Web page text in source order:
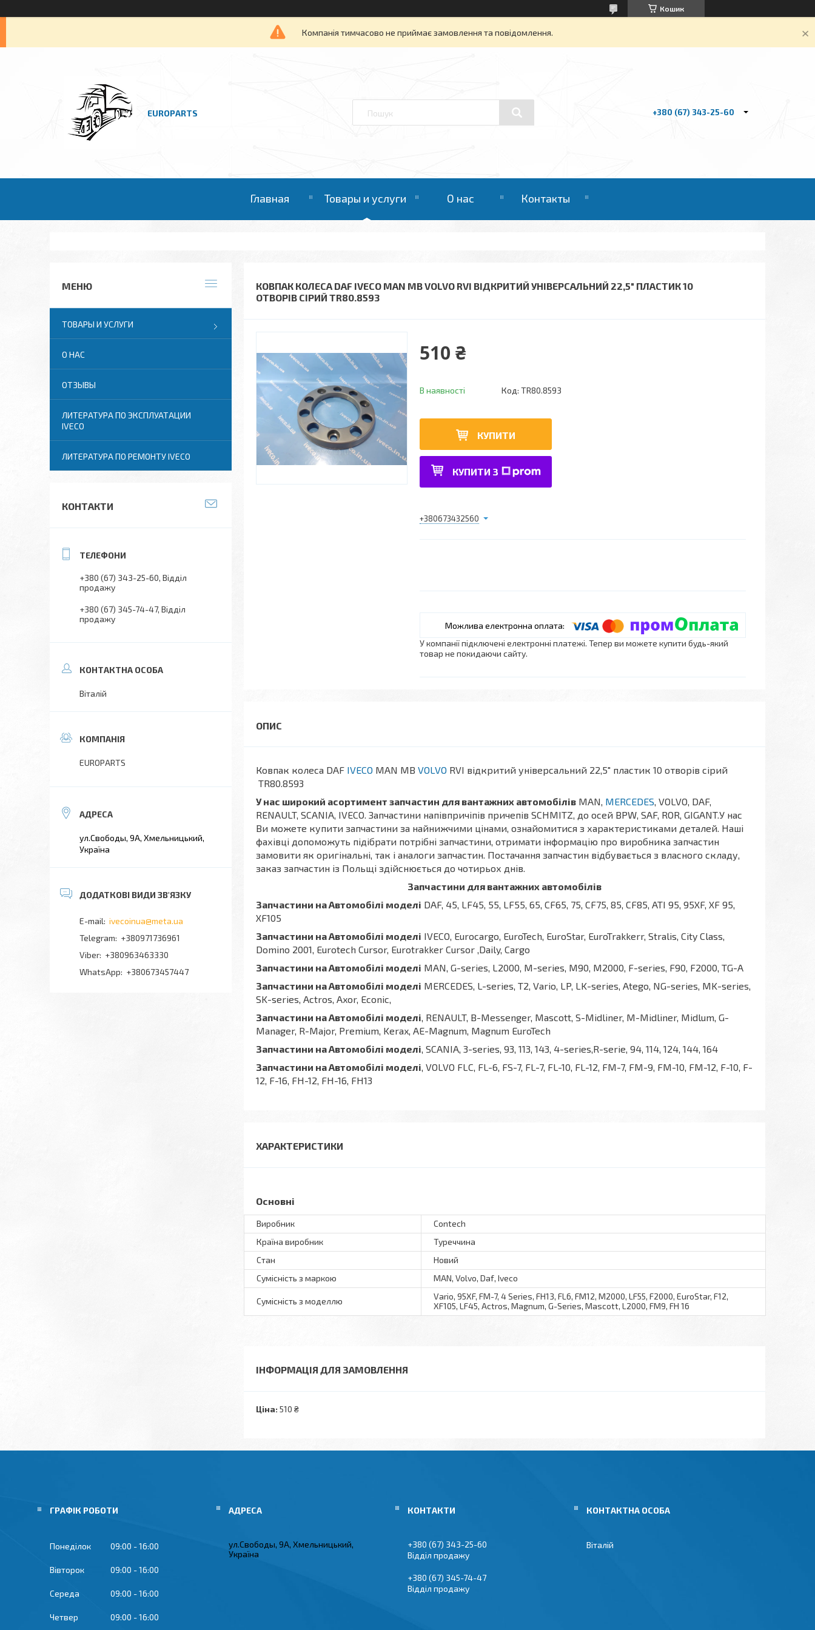
Кошик
Компанія тимчасово не приймає замовлення та повідомлення.
EUROPARTS +380 (67) 343-25-60
Главная Товары и услуги О нас Контакты
КОВПАК КОЛЕСА DAF IVECO MAN MB VOLVO RVI ВІДКРИТИЙ УНІВЕРСАЛЬНИЙ 22,5" ПЛАСТИК 10
ОТВОРІВ СІРИЙ TR80.8593
510 ₴
В наявності Код: TR80.8593
КУПИТИ
КУПИТИ З
+380673432560
У компанії підключені електронні платежі. Тепер ви можете купити будь-який
товар не покидаючи сайту.
Ковпак колеса DAF IVECO MAN MB VOLVO RVI відкритий універсальний 22,5" пластик 10 отворів сірий
TR80.8593
У нас широкий асортимент запчастин для вантажних автомобілів MAN, MERCEDES, VOLVO, DAF,
RENAULT, SCANIA, IVECO. Запчастини напівпричіпів причепів SCHMITZ, до осей BPW, SAF, ROR, GIGANT.У нас
Ви можете купити запчастини за найнижчими цінами, ознайомитися з характеристиками деталей. Наші
фахівці допоможуть підібрати потрібні запчастини, отримати інформацію про виробника запчастин
замовити як оригінальні, так і аналоги запчастин. Постачання запчастин відбувається з власного складу,
заказ запчастин із Польщі здійснюється до чотирьох днів.
Запчастини для вантажних автомобілів
Запчастини на Автомобілі моделі DAF, 45, LF45, 55, LF55, 65, CF65, 75, CF75, 85, CF85, ATI 95, 95XF, XF 95,
XF105
Запчастини наАвтомобілі моделі IVECO, Eurocargo, EuroTech, EuroStar, EuroTrakkerr, Stralis, City Class,
Domino 2001, Eurotech Cursor, Eurotrakker Cursor ,Daily, Cargo
Запчастини наАвтомобілі моделі MAN, G-series, L2000, M-series, M90, M2000, F-series, F90, F2000, TG-A
Запчастини наАвтомобілі моделі MERCEDES, L-series, T2, Vario, LP, LK-series, Atego, NG-series, MK-series,
SK-series, Actros, Axor, Econic,
Запчастини наАвтомобілі моделі, RENAULT, B-Messenger, Mascott, S-Midliner, M-Midliner, Midlum, G-
Manager, R-Major, Premium, Kerax, AE-Magnum, Magnum EuroTech
Запчастини на Автомобілі моделі, SCANIA, 3-series, 93, 113, 143, 4-series,R-serie, 94, 114, 124, 144, 164
Запчастини на Автомобілі моделі, VOLVO FLC, FL-6, FS-7, FL-7, FL-10, FL-12, FM-7, FM-9, FM-10, FM-12, F-10, F-
12, F-16, FH-12, FH-16, FH13
ХАРАКТЕРИСТИКИ
Основні
Виробник
Contech
Країна виробник
Туреччина
Стан
Новий
Сумісність з маркою
MAN, Volvo, Daf, Iveco
Сумісність з моделлю
Vario, 95XF, FM-7, 4 Series, FH13, FL6, FM12, M2000, LF55, F2000, EuroStar, F12,
XF105, LF45, Actros, Magnum, G-Series, Mascott, L2000, FM9, FH 16
ІНФОРМАЦІЯ ДЛЯ ЗАМОВЛЕННЯ
Ціна: 510 ₴
ТОВАРЫ И УСЛУГИ
О НАС
ОТЗЫВЫ
ЛИТЕРАТУРА ПО ЭКСПЛУАТАЦИИ
IVECO
ЛИТЕРАТУРА ПО РЕМОНТУ IVECO
КОНТАКТИ
+380 (67) 343-25-60 Відділ
продажу
+380 (67) 345-74-47 Відділ
продажу
Віталій
EUROPARTS
ул.Свободы, 9А, Хмельницький,
Україна
ivecoinua@meta.ua
+380971736961
+380963463330
+380673457447
ГРАФІК РОБОТИ
Понеділок 09:00 16:00
Вівторок 09:00 16:00
Середа 09:00 16:00
Четвер 09:00 16:00
ул.Свободы, 9А, Хмельницький,
Україна
+380 (67) 343-25-60
Відділ продажу
+380 (67) 345-74-47
Відділ продажу
Віталій